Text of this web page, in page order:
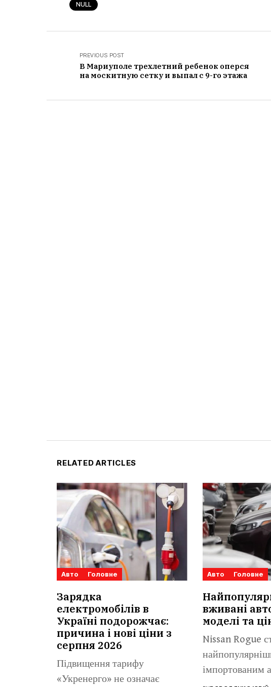
NULL
PREVIOUS POST
В Мариуполе трехлетний ребенок оперся
на москитную сетку и выпал с 9-го этажа
RELATED ARTICLES
Авто Головне
Зарядка
електромобілів в
Україні подорожчає:
причина і нові ціни з
серпня 2026
Підвищення тарифу
«Укренерго» не означає
Авто Головне
вживані
моделі та
Nissan Rogue
імпортованим